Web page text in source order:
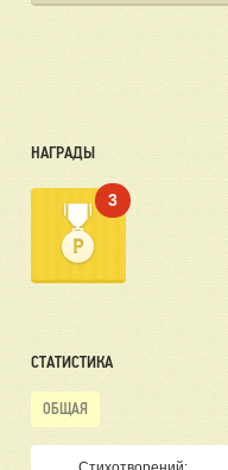
НАГРАДЫ
3
СТАТИСТИКА
ОБЩАЯ